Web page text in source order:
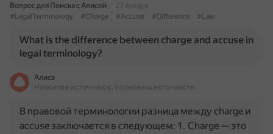
Вопрос для Поиска с Алисой
27 января
#LegalTerminology
#Charge #Accuse #Difference #Law
What is the difference between charge and accuse in
legal terminology?
Алиса
На основе источников, возможны неточности
В правовой терминологии разница между charge и
accuse заключается в следующем: 1. Charge — это